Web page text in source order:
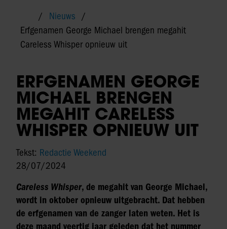
Nieuws
Erfgenamen George Michael brengen megahit
Careless Whisper opnieuw uit
ERFGENAMEN GEORGE
MICHAEL BRENGEN
MEGAHIT CARELESS
WHISPER OPNIEUW UIT
Tekst: Redactie Weekend
28/07/2024
Careless Whisper, de megahit van George Michael,
wordt in oktober opnieuw uitgebracht. Dat hebben
de erfgenamen van de zanger laten weten. Het is
deze maand veertig jaar geleden dat het nummer